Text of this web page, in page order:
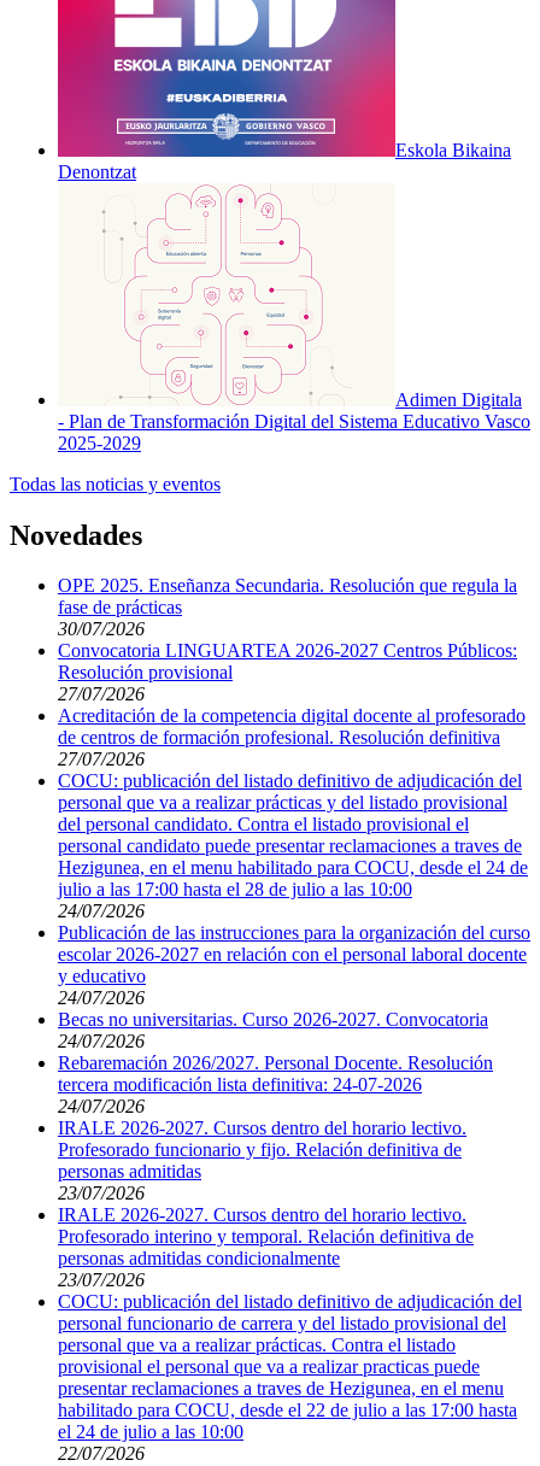
Eskola Bikaina
Denontzat
Adimen Digitala
- Plan de Transformación Digital del Sistema Educativo Vasco
2025-2029
Todas las noticias y eventos
Novedades
OPE 2025. Enseñanza Secundaria. Resolución que regula la
fase de prácticas
30/07/2026
Convocatoria LINGUARTEA 2026-2027 Centros Públicos:
Resolución provisional
27/07/2026
Acreditación de la competencia digital docente al profesorado
de centros de formación profesional. Resolución definitiva
27/07/2026
COCU: publicación del listado definitivo de adjudicación del
personal que va a realizar prácticas y del listado provisional
del personal candidato. Contra el listado provisional el
personal candidato puede presentar reclamaciones a traves de
Hezigunea, en el menu habilitado para COCU, desde el 24 de
julio a las 17:00 hasta el 28 de julio a las 10:00
24/07/2026
Publicación de las instrucciones para la organización del curso
escolar 2026-2027 en relación con el personal laboral docente
y educativo
24/07/2026
Becas no universitarias. Curso 2026-2027. Convocatoria
24/07/2026
Rebaremación 2026/2027. Personal Docente. Resolución
tercera modificación lista definitiva: 24-07-2026
24/07/2026
IRALE 2026-2027. Cursos dentro del horario lectivo.
Profesorado funcionario y fijo. Relación definitiva de
personas admitidas
23/07/2026
IRALE 2026-2027. Cursos dentro del horario lectivo.
Profesorado interino y temporal. Relación definitiva de
personas admitidas condicionalmente
23/07/2026
COCU: publicación del listado definitivo de adjudicación del
personal funcionario de carrera y del listado provisional del
personal que va a realizar prácticas. Contra el listado
provisional el personal que va a realizar practicas puede
presentar reclamaciones a traves de Hezigunea, en el menu
habilitado para COCU, desde el 22 de julio a las 17:00 hasta
el 24 de julio a las 10:00
22/07/2026